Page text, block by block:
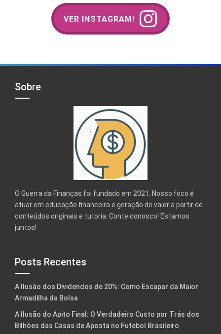
VER INSTAGRAM!
Sobre
O Guerra da Finanças foi fundado em 2021. Nosso foco é
atuar em educação financeira e geração de valor a partir de
conteúdos originais e tutoria. Conte conosco! Estamos
juntos!
Posts Recentes
A Ilusão dos Dividendos de 20%: Como Escapar da Maior
Armadilha da Bolsa
A Ilusão do Apito Final: O Verdadeiro Custo por Trás dos
Bilhões das Casas de Aposta no Futebol Brasileiro